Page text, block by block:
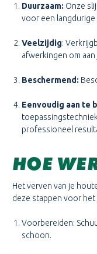
Duurzaam: Onze
voor een langdurige
Veelzijdig:
afwerkingen om
Beschermend :
Eenvoudig aan te
professioneel
HOE
Het verven van je
deze stappen voor
Voorbereiden:
schoon.